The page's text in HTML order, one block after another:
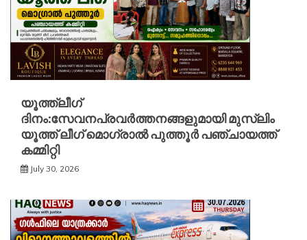
യൂത്ത്ലീഗ്
ദിനം:സേവനപ്രവർത്തനങ്ങളുമായി മുസ്ലിം
യൂത്ത് ലീഗ് മൊഗ്രാൽ പുത്തൂർ പഞ്ചായത്ത്
കമ്മിറ്റി
July 30, 2026